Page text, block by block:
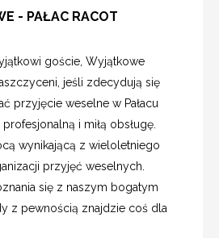
- PAŁAC RACOT
goście, Wyjątkowe
jeśli zdecydują się
przyjęcie weselne w Pałacu
i miłą obsługę.
wynikającą z wieloletniego
przyjęć weselnych.
się z naszym bogatym
z pewnością znajdzie coś dla